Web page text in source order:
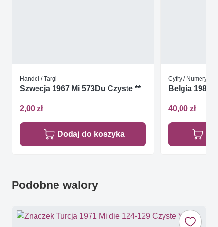
Handel / Targi
Szwecja 1967 Mi 573Du Czyste **
2,00 zł
Dodaj do koszyka
Cyfry / Numery /
Belgia 1987
40,00 zł
Podobne walory